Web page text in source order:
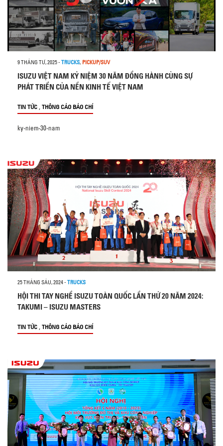
9 THÁNG TƯ, 2025- TRUCKS, PICKUP/SUV
ISUZU VIỆT NAM KỶ NIỆM 30 NĂM ĐỒNG HÀNH CÙNG SỰ
PHÁT TRIỂN CỦA NỀN KINH TẾ VIỆT NAM
TIN TỨC , THÔNG CÁO BÁO CHÍ
ky-niem-30-nam
25 THÁNG SÁU, 2024- TRUCKS
HỘI THI TAY NGHỀ ISUZU TOÀN QUỐC LẦN THỨ 20 NĂM 2024:
TAKUMI – ISUZU MASTERS
TIN TỨC , THÔNG CÁO BÁO CHÍ